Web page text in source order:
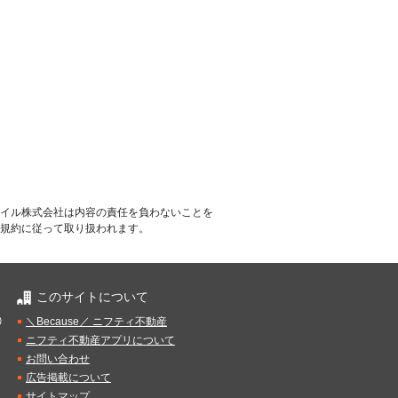
ル株式会社は内容の責任を負わないことを
約に従って取り扱われます。
このサイトについて
＼Because／ ニフティ不動産
ニフティ不動産アプリについて
お問い合わせ
広告掲載について